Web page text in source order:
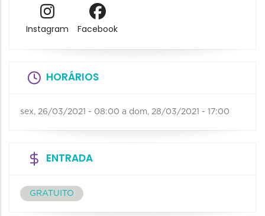
Instagram Facebook
HORÁRIOS
sex, 26/03/2021 - 08:00 a dom, 28/03/2021 - 17:00
ENTRADA
GRATUITO